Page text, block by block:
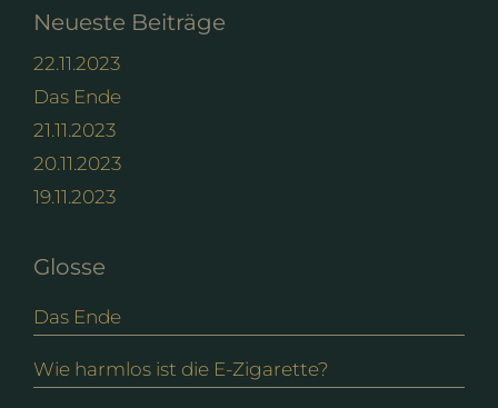
Neueste Beiträge
22.11.2023
Das Ende
21.11.2023
20.11.2023
19.11.2023
Glosse
Das Ende
Wie harmlos ist die E-Zigarette?